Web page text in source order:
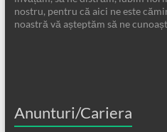
nostru, pentru că aici ne este
noastră vă așteptăm să ne
Anunturi/Cariera